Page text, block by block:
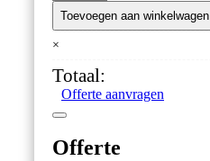
Snelle
Naaldvoeler
Kleine
Handgreep
aantal
Toevoegen aan winkelwagen
×
Totaal:
Offerte aanvragen
Offerte